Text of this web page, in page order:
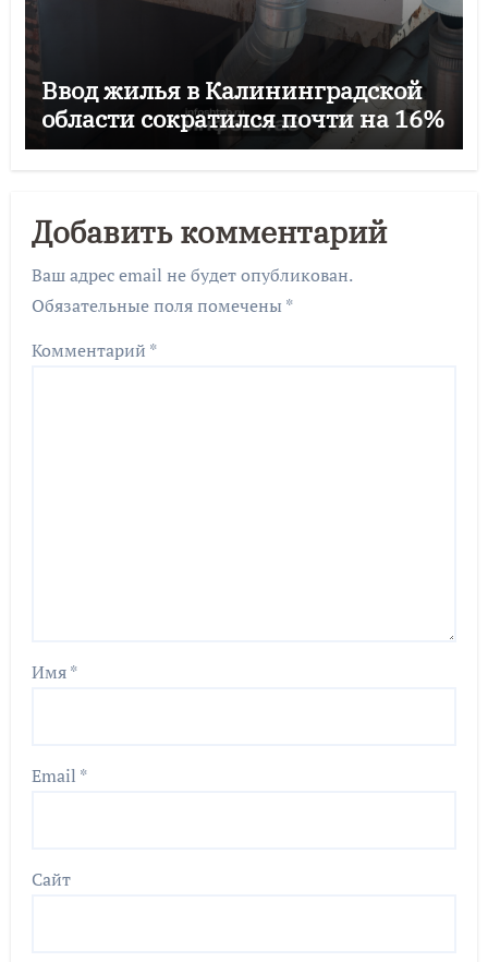
Ввод жилья в Калининградской
области сократился почти на 16%
Добавить комментарий
Ваш адрес email не будет опубликован.
Обязательные поля помечены *
Комментарий *
Имя*
Email *
Сайт